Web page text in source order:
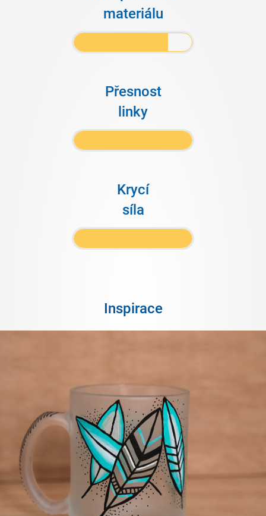
materiálu
Přesnost
linky
Krycí
síla
Inspirace